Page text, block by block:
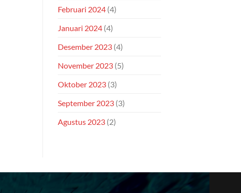
Februari 2024 (4)
Januari 2024 (4)
Desember 2023 (4)
November 2023 (5)
Oktober 2023 (3)
September 2023 (3)
Agustus 2023 (2)